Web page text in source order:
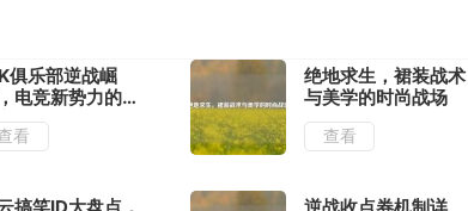
俱乐部逆战崛
电竞新势力的荣
路
看
绝地求生，裙装战术
与美学的时尚战场
查看